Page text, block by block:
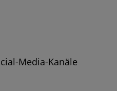
Media-Kanäle